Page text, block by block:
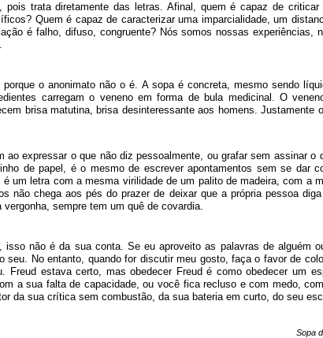
pois trata diretamente das letras. Afinal, quem é capaz de
Quem é capaz de caracterizar uma imparcialidade, um
é falho, difuso, congruente? Nós somos nossas experiências,
o anonimato não o é. A sopa é concreta, mesmo sendo
carregam o veneno em forma de bula medicinal. O
brisa matutina, brisa desinteressante aos homens. Justamente
ao expressar o que não diz pessoalmente, ou grafar sem assinar
de papel, é o mesmo de escrever apontamentos sem se dar
um letra com a mesma virilidade de um palito de madeira, com a
não chega aos pés do prazer de deixar que a própria pessoa
sempre tem um quê de covardia.
isso não é da sua conta. Se eu aproveito as palavras de alguém
seu. No entanto, quando for discutir meu gosto, faça o favor de
Freud estava certo, mas obedecer Freud é como obedecer um
a sua falta de capacidade, ou você fica recluso e com medo,
da sua crítica sem combustão, da sua bateria em curto, do seu
Sopa